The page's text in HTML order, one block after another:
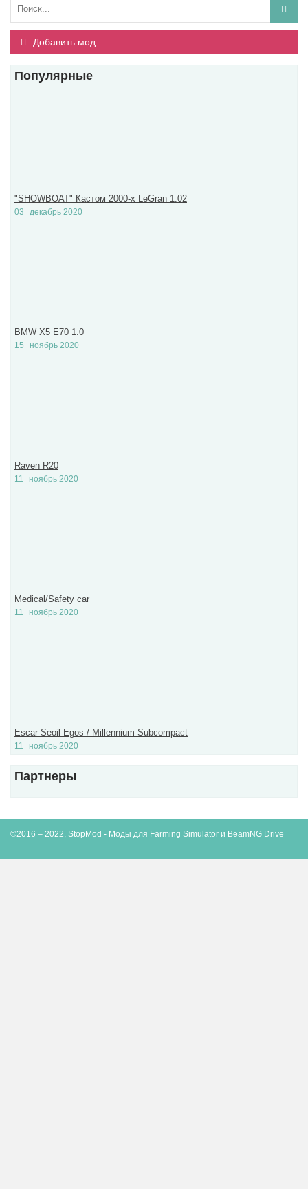
Добавить мод
Популярные
"SHOWBOAT" Кастом 2000-х LeGran 1.02
03 декабрь 2020
BMW X5 E70 1.0
15 ноябрь 2020
Raven R20
11 ноябрь 2020
Medical/Safety car
11 ноябрь 2020
Escar Seoil Egos / Millennium Subcompact
11 ноябрь 2020
Партнеры
©2016 – 2022, StopMod - Моды для Farming Simulator и BeamNG Drive